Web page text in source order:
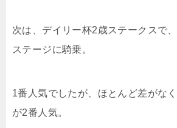
次は、デイリー杯2歳ステークスで
ステージに騎乗。
1番人気でしたが、ほとんど差がな
が2番人気。